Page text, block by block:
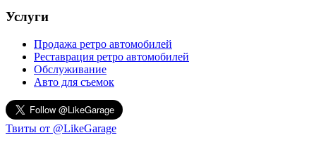
Услуги
Продажа ретро автомобилей
Реставрация ретро автомобилей
Обслуживание
Авто для съемок
Твиты от @LikeGarage